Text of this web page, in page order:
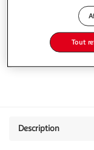
Frais
Description
Tout